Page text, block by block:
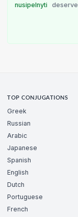
nusipelnyti deserve
TOP CONJUGATIONS
Greek
Russian
Arabic
Japanese
Spanish
English
Dutch
Portuguese
French